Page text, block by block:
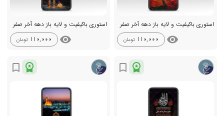
استوری باکیفیت و لایه باز دهه آخر صفر
visibility
110,000 تومان
استوری باکیفیت و لایه باز دهه آخر صفر
visibility
110,000 تومان
workspace_premium
bookmark_border
workspace_premium
bookmark_border